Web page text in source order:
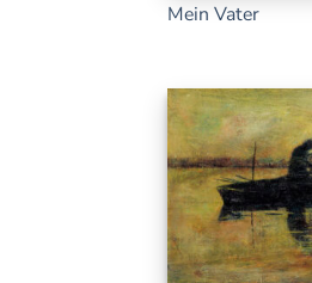
Mein Vater